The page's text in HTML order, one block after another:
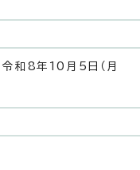
和8年10月5日（月